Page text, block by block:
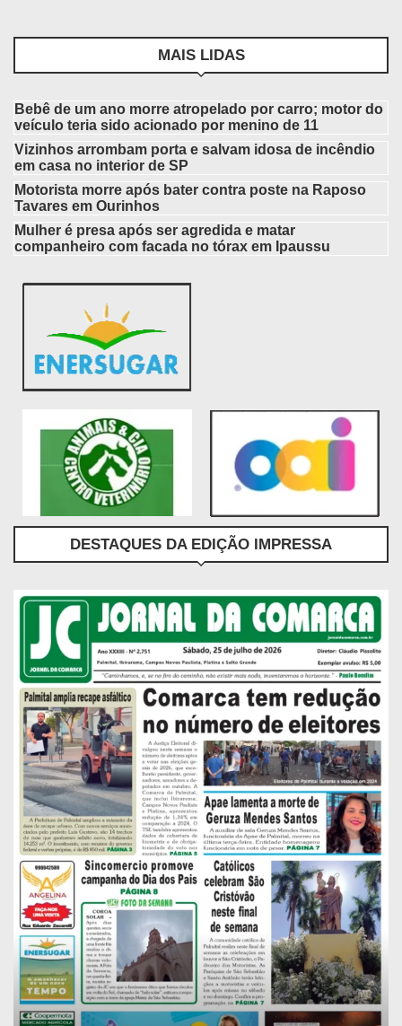
MAIS LIDAS
Bebê de um ano morre atropelado por carro; motor do
veículo teria sido acionado por menino de 11
Vizinhos arrombam porta e salvam idosa de incêndio
em casa no interior de SP
Motorista morre após bater contra poste na Raposo
Tavares em Ourinhos
Mulher é presa após ser agredida e matar
companheiro com facada no tórax em Ipaussu
DESTAQUES DA EDIÇÃO IMPRESSA